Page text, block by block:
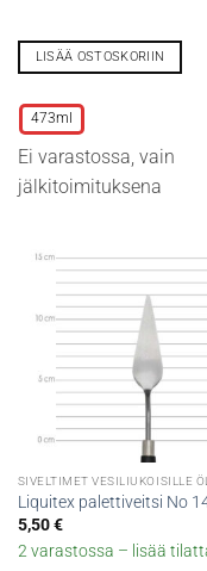
LISÄÄ OSTOSKORIIN
tuotteella
on
useampi
muunnelma.
valinnat
tuotteen
sivulla.
473ml
Ei varastossa, vain
jälkitoimituksena
SIVELTIMET VESILIUKOISILLE
Liquitex palettiveitsi No
5,50€
2 varastossa – lisää